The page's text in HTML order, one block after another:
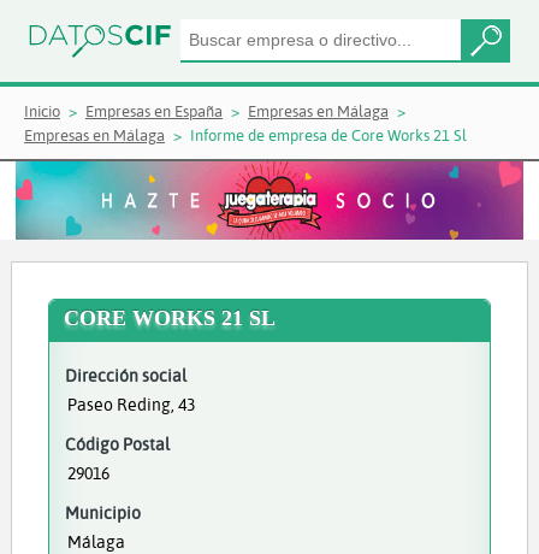
Inicio Empresas en España
Empresas en Málaga
Empresas en Málaga
Informe de empresa de Core Works 21 Sl
CORE WORKS 21 SL
Dirección social
Paseo Reding, 43
Código Postal
29016
Municipio
Málaga